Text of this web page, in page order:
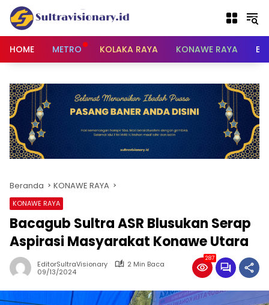
Langsung
konten
HOME
METRO KOLAKA RAYA KONAWE RAYA
Beranda KONAWE RAYA
KONAWE RAYA
Bacagub Sultra ASR Blusukan Serap
Aspirasi Masyarakat Konawe Utara
EditorSultraVisionary
2 Min Baca
09/13/2024
287